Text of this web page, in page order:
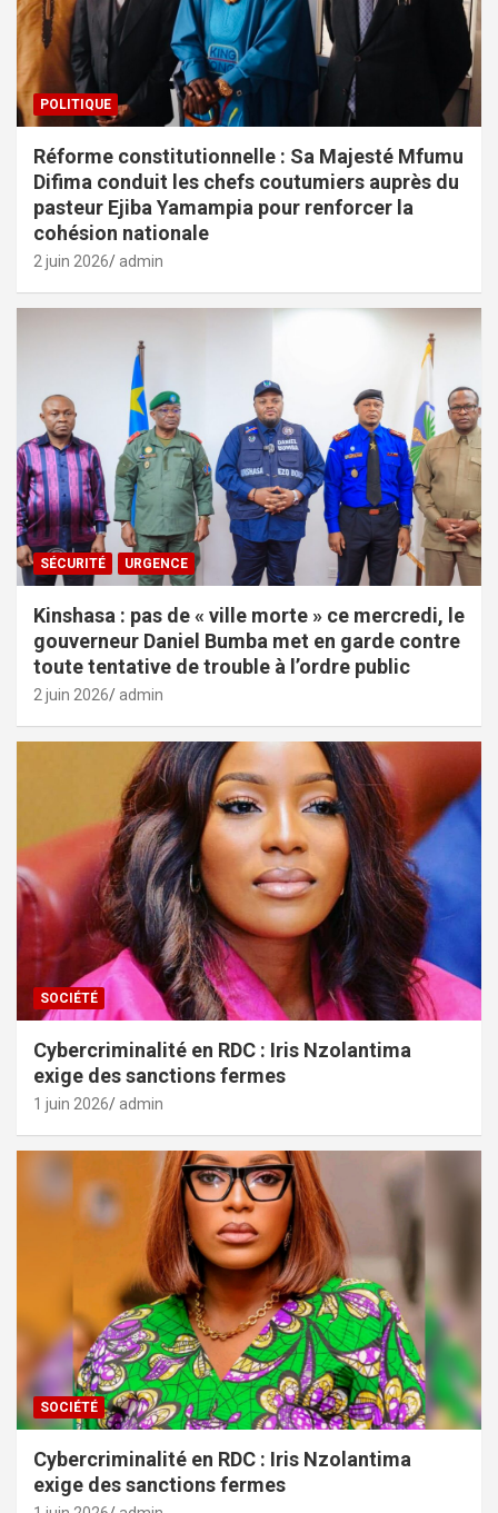
POLITIQUE
Réforme constitutionnelle : Sa Majesté Mfumu
Difima conduit les chefs coutumiers auprès du
pasteur Ejiba Yamampia pour renforcer la
cohésion nationale
2 juin 2026 admin
SÉCURITÉ URGENCE
Kinshasa : pas de « ville morte » ce mercredi, le
gouverneur Daniel Bumba met en garde contre
toute tentative de trouble à l’ordre public
2 juin 2026 admin
SOCIÉTÉ
Cybercriminalité en RDC : Iris Nzolantima
exige des sanctions fermes
1 juin 2026 admin
SOCIÉTÉ
Cybercriminalité en RDC : Iris Nzolantima
exige des sanctions fermes